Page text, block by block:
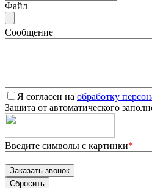
Файл
Сообщение
Я согласен на обработку
Защита от автоматического
Введите символы с картинки*